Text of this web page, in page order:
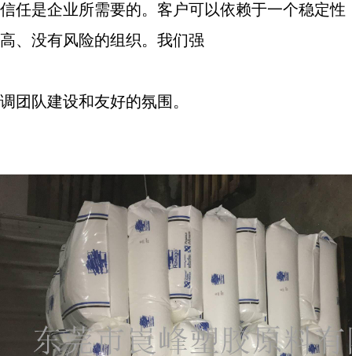
信任是企业所需要的。客户可以依赖于一个稳定性
高、没有风险的组织。我们强
调团队建设和友好的氛围。